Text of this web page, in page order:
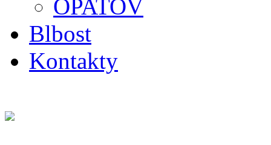
OPATOV
Blbost
Kontakty